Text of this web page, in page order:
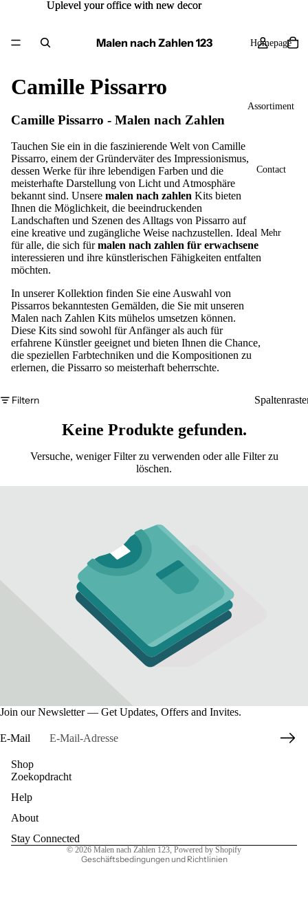
Uplevel your office with new decor
Uplevel your office with new decor
Malen nach Zahlen 123 Homepage
Assortiment
Contact
Mehr
Camille Pissarro
Camille Pissarro - Malen nach Zahlen
Tauchen Sie ein in die faszinierende Welt von Camille
Pissarro, einem der Gründerväter des Impressionismus,
dessen Werke für ihre lebendigen Farben und die
meisterhafte Darstellung von Licht und Atmosphäre
bekannt sind. Unsere malen nach zahlen Kits bieten
Ihnen die Möglichkeit, die beeindruckenden
Landschaften und Szenen des Alltags von Pissarro auf
eine kreative und zugängliche Weise nachzustellen. Ideal
für alle, die sich fürmalen nach zahlen für erwachsene
interessieren und ihre künstlerischen Fähigkeiten entfalten
möchten.
In unserer Kollektion finden Sie eine Auswahl von
Pissarros bekanntesten Gemälden, die Sie mit unseren
Malen nach Zahlen Kits mühelos umsetzen können.
Diese Kits sind sowohl für Anfänger als auch für
erfahrene Künstler geeignet und bieten Ihnen die Chance,
die speziellen Farbtechniken und die Kompositionen zu
erlernen, die Pissarro so meisterhaft beherrschte.
Filtern
Keine Produkte gefunden.
Versuche, weniger Filter zu verwenden oderalle Filter zu
löschen.
Join our Newsletter — Get Updates, Offers and Invites.
E-Mail
Shop
Zoekopdracht
Help
About
Stay Connected
© 2026 Malen nach Zahlen 123, Powered by Shopify
Geschäftsbedingungen und Richtlinien
Datenschutzerklärung
Widerrufsrecht
AGB
Kontaktinformationen